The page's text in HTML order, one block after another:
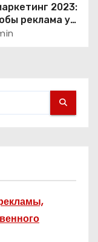
2023:
реклама у